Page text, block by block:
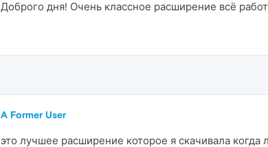
Доброго дня! Очень классное расширение всё
A Former User
это лучшее расширение которое я скачивала когда